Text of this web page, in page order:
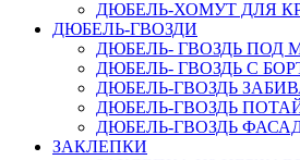
ДЮБЕЛЬ-ХОМУТ ДЛЯ
ДЮБЕЛЬ-ГВОЗДИ
ДЮБЕЛЬ- ГВОЗДЬ ПОД
ДЮБЕЛЬ- ГВОЗДЬ С
ДЮБЕЛЬ-ГВОЗДЬ
ДЮБЕЛЬ-ГВОЗДЬ
ДЮБЕЛЬ-ГВОЗДЬ
ЗАКЛЕПКИ